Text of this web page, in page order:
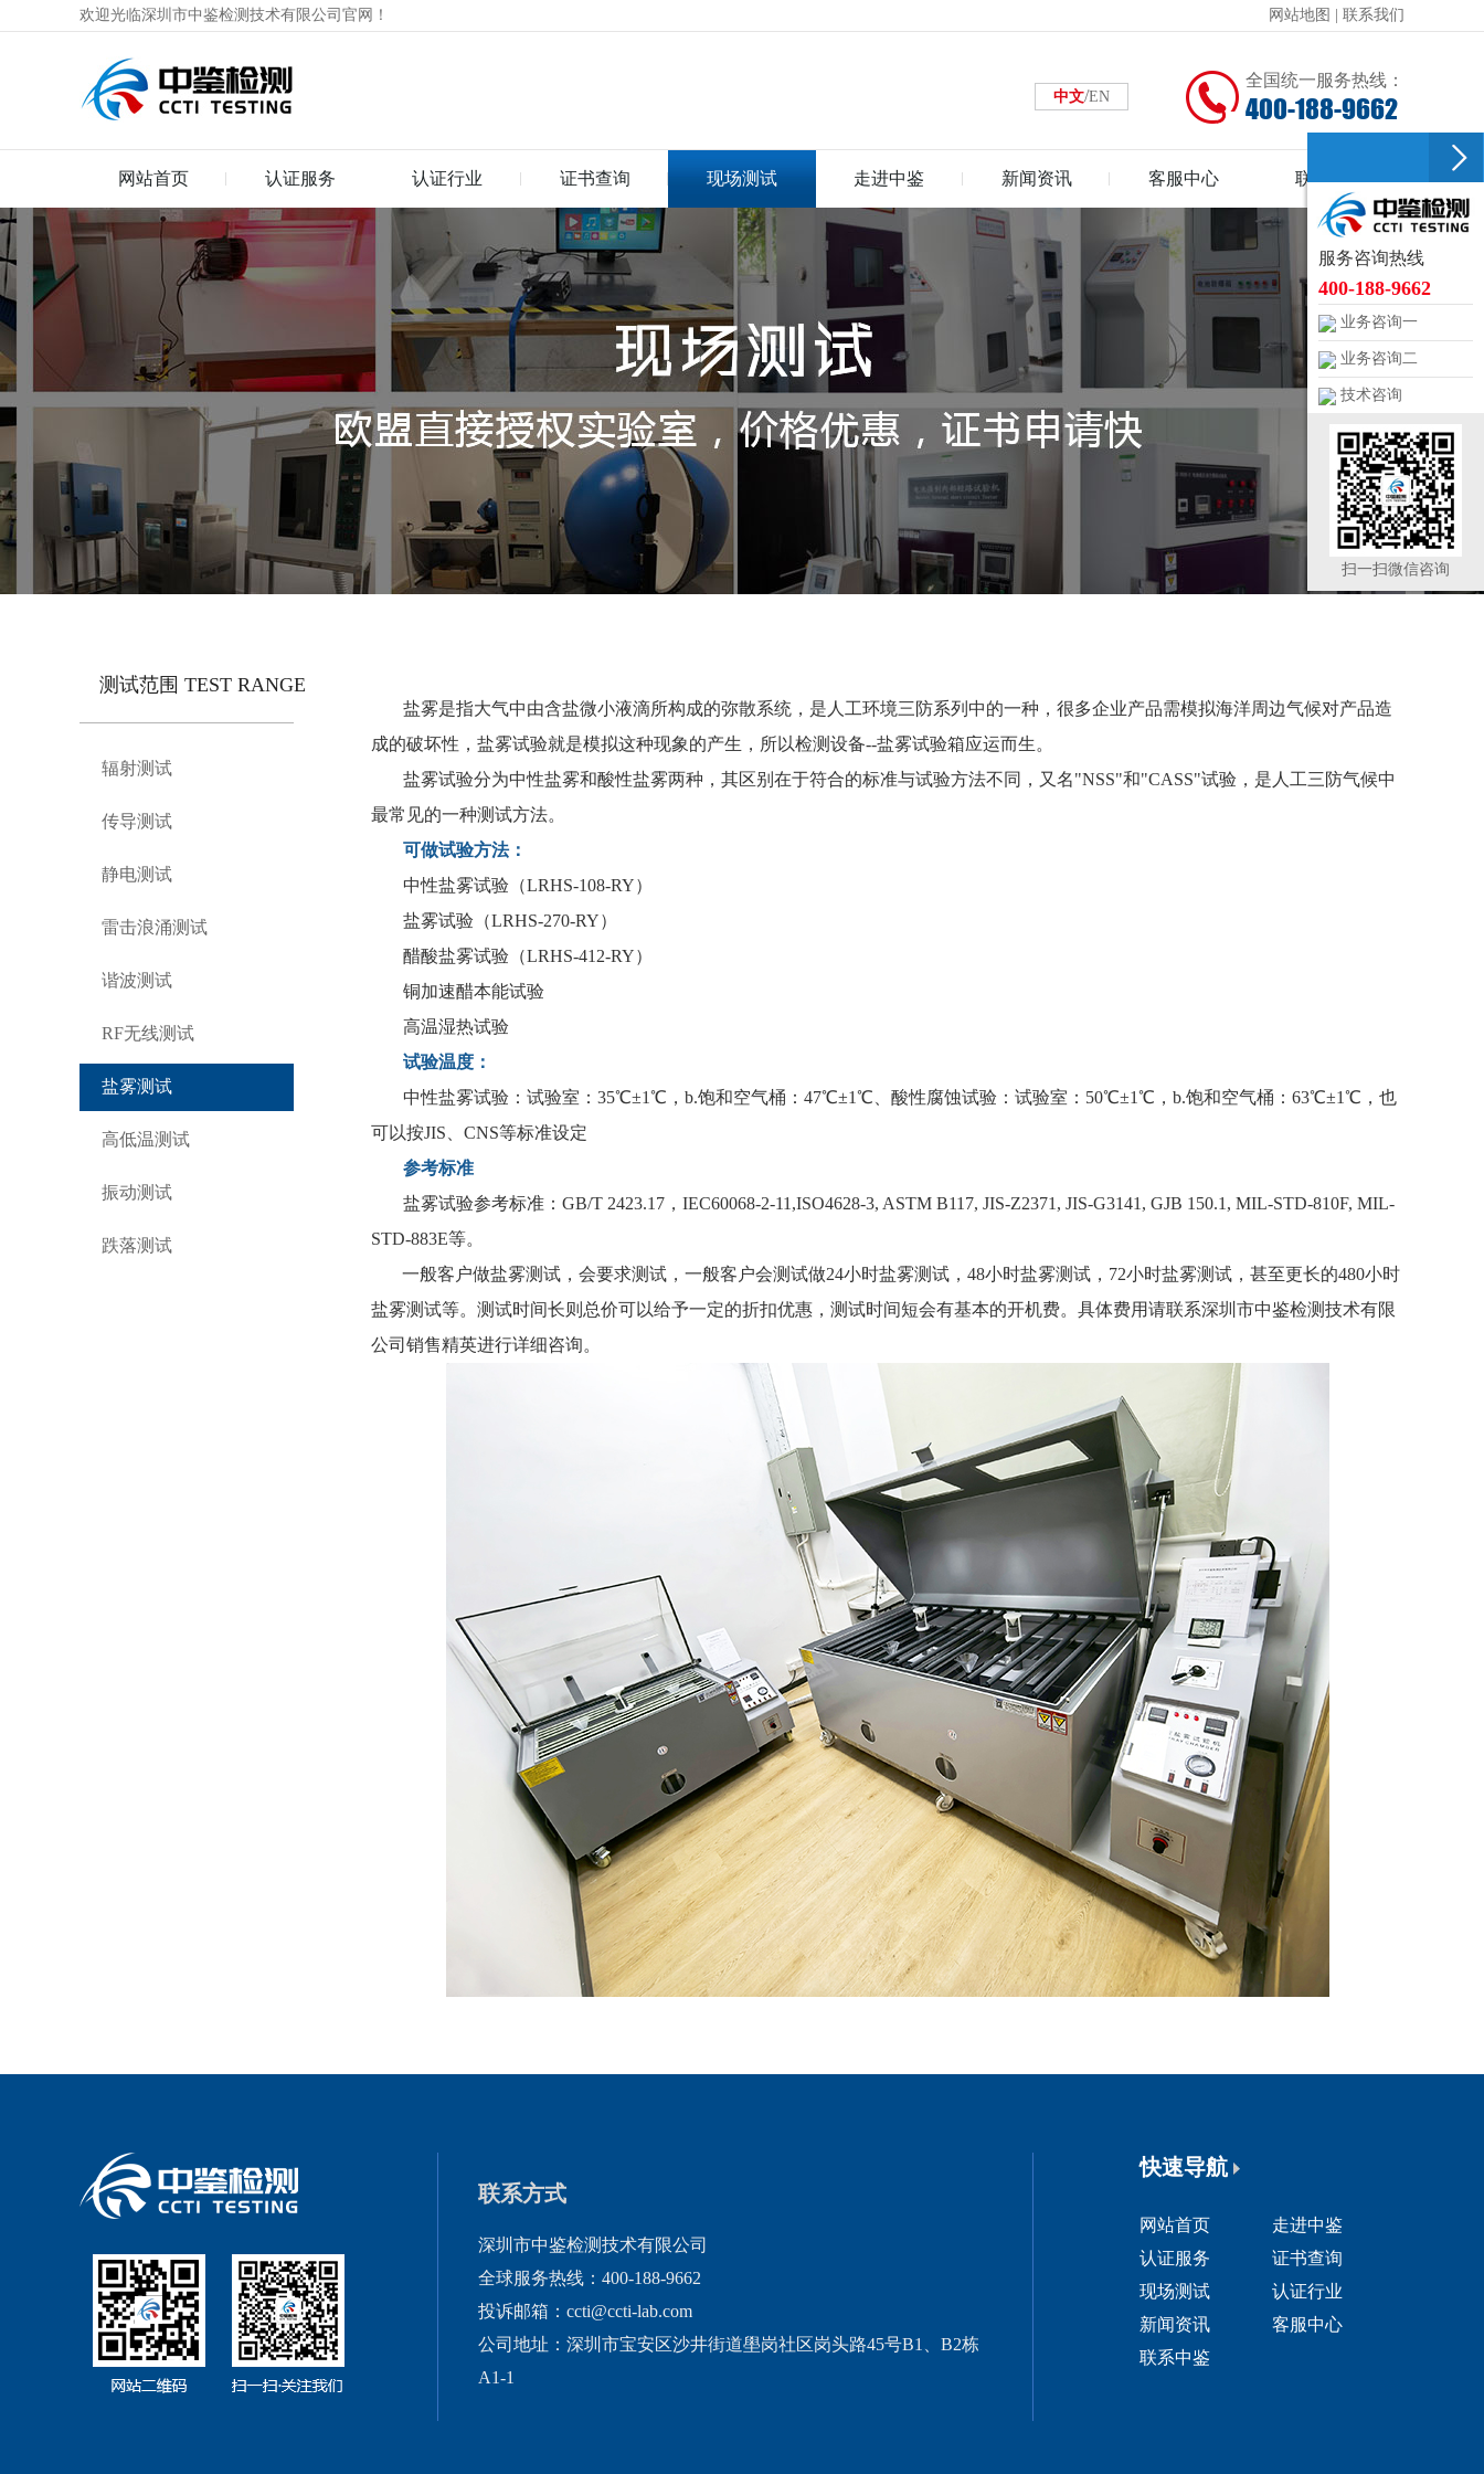
欢迎光临深圳市中鉴检测技术有限公司官网！ 网站地图 联系我们
全国统一服务热线：
400-188-9662
中文/EN
网站首页 认证服务 认证行业 证书查询 现场测试 走进中鉴 新闻资讯 客服中心 联系中鉴
测试范围 TEST RANGE
辐射测试
传导测试
静电测试
雷击浪涌测试
谐波测试
RF无线测试
盐雾测试
高低温测试
振动测试
跌落测试
盐雾是指大气中由含盐微小液滴所构成的弥散系统，是人工环境三防系列中的一种，很多企业产品需模拟海洋周边气候对产品造
成的破坏性，盐雾试验就是模拟这种现象的产生，所以检测设备--盐雾试验箱应运而生。
盐雾试验分为中性盐雾和酸性盐雾两种，其区别在于符合的标准与试验方法不同，又名"NSS"和"CASS"试验，是人工三防气候中
最常见的一种测试方法。
可做试验方法：
中性盐雾试验（LRHS-108-RY）
盐雾试验（LRHS-270-RY）
醋酸盐雾试验（LRHS-412-RY）
铜加速醋本能试验
高温湿热试验
试验温度：
中性盐雾试验：试验室：35℃±1℃，b.饱和空气桶：47℃±1℃、酸性腐蚀试验：试验室：50℃±1℃，b.饱和空气桶：63℃±1℃，也
可以按JIS、CNS等标准设定
参考标准
盐雾试验参考标准：GB/T 2423.17，IEC60068-2-11,ISO4628-3, ASTM B117, JIS-Z2371, JIS-G3141, GJB 150.1, MIL-STD-810F, MIL-
STD-883E等。
一般客户做盐雾测试，会要求测试 ， 一般客户会测试做24小时盐雾测试， 48小时盐雾测试， 72小时盐雾测试，甚至更长的480小时
盐雾测试等。测试时间长则总价可以给予一定的折扣优惠，测试时间短会有基本的开机费。具体费用请联系深圳市中鉴检测技术有限
公司销售精英进行详细咨询。
联系方式
深圳市中鉴检测技术有限公司
全球服务热线：400-188-9662
投诉邮箱：ccti@ccti-lab.com
公司地址：深圳市宝安区沙井街道壆岗社区岗头路45号B1、B2栋
A1-1
快速导航
网站首页
走进中鉴
认证服务
证书查询
现场测试
认证行业
新闻资讯
客服中心
联系中鉴
服务咨询热线
400-188-9662
业务咨询一
业务咨询二
技术咨询
扫一扫微信咨询